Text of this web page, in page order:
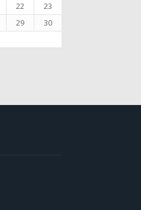
22
23
29
30